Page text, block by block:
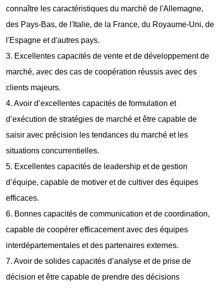
connaître les caractéristiques du marché de l'Allemagne,
des Pays-Bas, de l'Italie, de la France, du Royaume-Uni, de
l'Espagne et d'autres pays.
3. Excellentes capacités de vente et de développement de
marché, avec des cas de coopération réussis avec des
clients majeurs.
4. Avoir d’excellentes capacités de formulation et
d’exécution de stratégies de marché et être capable de
saisir avec précision les tendances du marché et les
situations concurrentielles.
5. Excellentes capacités de leadership et de gestion
d’équipe, capable de motiver et de cultiver des équipes
efficaces.
6. Bonnes capacités de communication et de coordination,
capable de coopérer efficacement avec des équipes
interdépartementales et des partenaires externes.
7. Avoir de solides capacités d’analyse et de prise de
décision et être capable de prendre des décisions